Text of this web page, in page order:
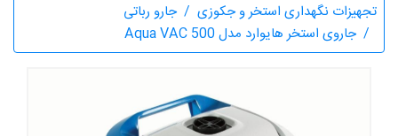
تجهیزات نگهداری استخر و جکوزی
جارو رباتی
جاروی استخر هایوارد مدل Aqua VAC 500